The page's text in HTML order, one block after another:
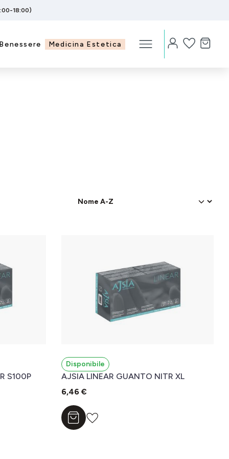
18:00)
Medicina Estetica
S100P
Disponibile
AJSIA LINEAR GUANTO NITR XL
6,46 €
Aggiungi al carrello